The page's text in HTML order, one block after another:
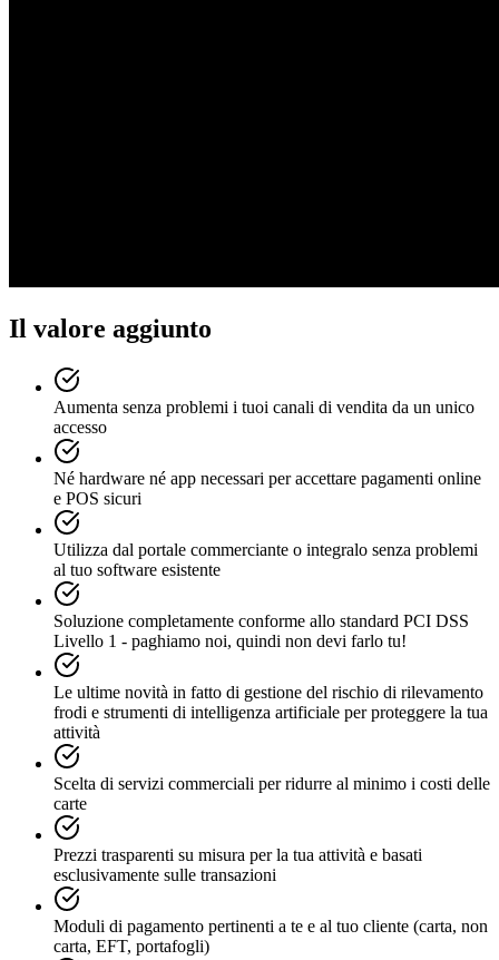
Il valore aggiunto
Aumenta senza problemi i tuoi canali di vendita da un unico
accesso
Né hardware né app necessari per accettare pagamenti online
e POS sicuri
Utilizza dal portale commerciante o integralo senza problemi
al tuo software esistente
Soluzione completamente conforme allo standard PCI DSS
Livello 1 - paghiamo noi, quindi non devi farlo tu!
Le ultime novità in fatto di gestione del rischio di rilevamento
frodi e strumenti di intelligenza artificiale per proteggere la tua
attività
Scelta di servizi commerciali per ridurre al minimo i costi delle
carte
Prezzi trasparenti su misura per la tua attività e basati
esclusivamente sulle transazioni
Moduli di pagamento pertinenti a te e al tuo cliente (carta, non
carta, EFT, portafogli)